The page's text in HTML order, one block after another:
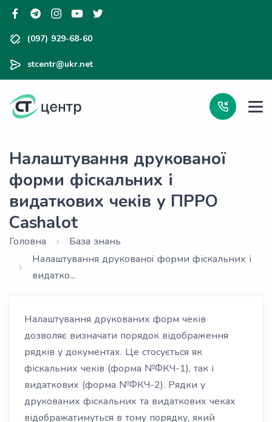
(097) 929-68-60
stcentr@ukr.net
Налаштування друкованої
форми фіскальних і
видаткових чеків у ПРРО
Cashalot
Головна
База знань
Налаштування друкованої форми фіскальних і
видатко...
Налаштування друкованих форм чеків
дозволяє визначати порядок відображення
рядків у документах. Це стосується як
фіскальних чеків (форма №ФКЧ-1), так і
видаткових (форма №ФКЧ-2). Рядки у
друкованих фіскальних та видаткових чеках
відображатимуться в тому порядку, який